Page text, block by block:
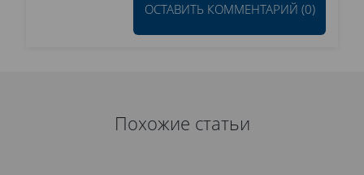
ОСТАВИТЬ КОММЕНТАРИЙ (0)
Похожие статьи